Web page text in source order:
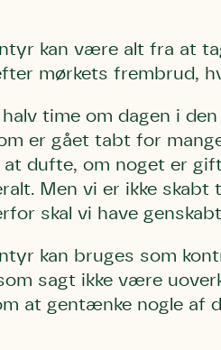
kan være alt fra at
mørkets frembrud,
halv time om dagen i
er gået tabt for
dufte, om noget er
Men vi er ikke
skal vi have
kan bruges som
sagt ikke være
at gentænke nogle af
Du skriver under på
Linie 1
Test
skriver under på
Første punkt
et godt hjem for
der nok er den mest
af de danske
skriver under på
Storken tilbage til